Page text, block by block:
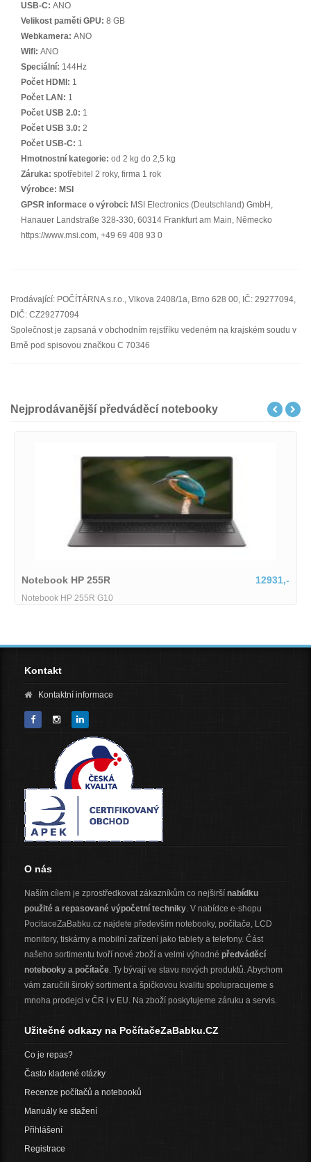
USB-C: ANO
Velikost paměti GPU: 8 GB
Webkamera: ANO
Wifi: ANO
Speciální: 144Hz
Počet HDMI: 1
Počet LAN: 1
Počet USB 2.0: 1
Počet USB 3.0: 2
Počet USB-C: 1
Hmotnostní kategorie: od 2 kg do 2,5 kg
Záruka: spotřebitel 2 roky, firma 1 rok
Výrobce: MSI
GPSR informace o výrobci: MSI Electronics (Deutschland) GmbH,
Hanauer Landstraße 328-330, 60314 Frankfurt am Main, Německo
https://www.msi.com, +49 69 408 93 0
Prodávající: POČÍTÁRNA s.r.o., Vlkova 2408/1a, Brno 628 00, IČ: 29277094,
DIČ: CZ29277094
Společnost je zapsaná v obchodním rejstříku vedeném na krajském soudu v
Brně pod spisovou značkou C 70346
Nejprodávanější předváděcí notebooky
Lenovo IdeaPad Slim
Kontakt
Kontaktní informace
O nás
Naším cílem je zprostředkovat zákazníkům co nejširší nabídku
použité a repasované výpočetní techniky. V nabídce e-shopu
PocitaceZaBabku.cz najdete především notebooky, počítače, LCD
monitory, tiskárny a mobilní zařízení jako tablety a telefony. Část
našeho sortimentu tvoří nové zboží a velmi výhodné předváděcí
notebooky a počítače. Ty bývají ve stavu nových produktů. Abychom
vám zaručili široký sortiment a špičkovou kvalitu spolupracujeme s
mnoha prodejci v ČR i v EU. Na zboží poskytujeme záruku a servis.
Užitečné odkazy na PočítačeZaBabku.CZ
Co je repas?
Často kladené otázky
Recenze počítačů a notebooků
Manuály ke stažení
Přihlášení
Registrace